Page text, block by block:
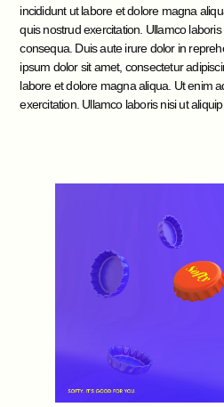
incididunt ut labore et dolore magna
quis nostrud exercitation. Ullamco
consequa. Duis aute irure dolor in
ipsum dolor sit amet, consectetur
labore et dolore magna aliqua. Ut enim
exercitation. Ullamco laboris nisi ut